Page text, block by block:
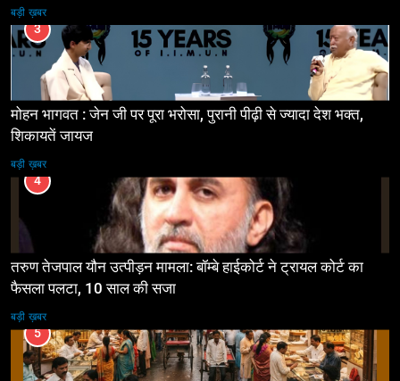
बड़ी ख़बर
3
मोहन भागवत : जेन जी पर पूरा भरोसा, पुरानी पीढ़ी से ज्यादा देश भक्त,
शिकायतें जायज
बड़ी ख़बर
4
तरुण तेजपाल यौन उत्पीड़न मामला: बॉम्बे हाईकोर्ट ने ट्रायल कोर्ट का
फैसला पलटा, 10 साल की सजा
बड़ी ख़बर
5